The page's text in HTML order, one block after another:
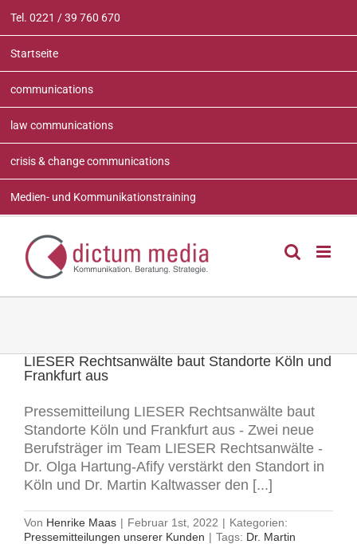
Inhalt
springen
Tel. 0221 / 39 760 670
Startseite
communications
law communications
crisis & change communications
Medien- und Kommunikationstraining
LIESER Rechtsanwälte baut Standorte Köln und
Frankfurt aus
Pressemitteilung LIESER Rechtsanwälte baut
Standorte Köln und Frankfurt aus - Zwei neue
Berufsträger im Team LIESER Rechtsanwälte -
Dr. Olga Hartung-Afify verstärkt den Standort in
Köln und Dr. Martin Kaltwasser den [...]
Von Henrike Maas | Februar 1st, 2022 | Kategorien:
Pressemitteilungen unserer Kunden | Tags: Dr. Martin